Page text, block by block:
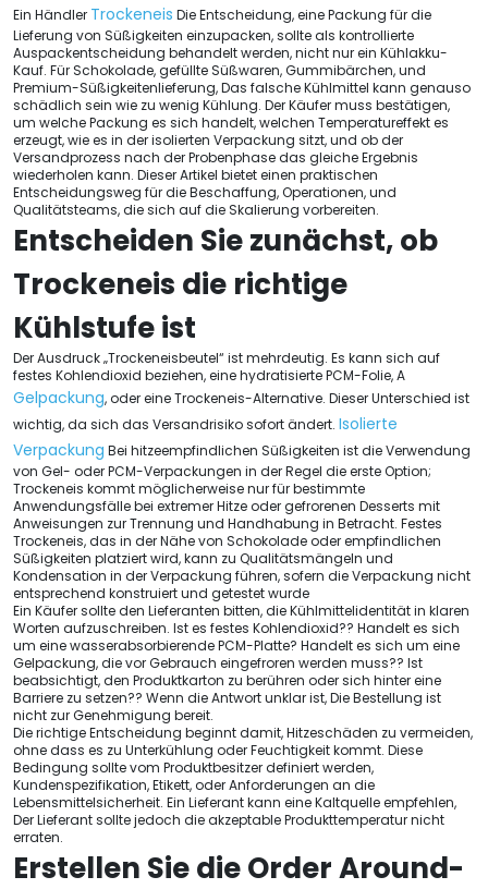
Ein Händler Trockeneis Die Entscheidung, eine Packung für die
Lieferung von Süßigkeiten einzupacken, sollte als kontrollierte
Auspackentscheidung behandelt werden, nicht nur ein Kühlakku-
Kauf. Für Schokolade, gefüllte Süßwaren, Gummibärchen, und
Premium-Süßigkeitenlieferung, Das falsche Kühlmittel kann genauso
schädlich sein wie zu wenig Kühlung. Der Käufer muss bestätigen,
um welche Packung es sich handelt, welchen Temperatureffekt es
erzeugt, wie es in der isolierten Verpackung sitzt, und ob der
Versandprozess nach der Probenphase das gleiche Ergebnis
wiederholen kann. Dieser Artikel bietet einen praktischen
Entscheidungsweg für die Beschaffung, Operationen, und
Qualitätsteams, die sich auf die Skalierung vorbereiten.
Entscheiden Sie zunächst, ob
Trockeneis die richtige
Kühlstufe ist
Der Ausdruck „Trockeneisbeutel“ ist mehrdeutig. Es kann sich auf
festes Kohlendioxid beziehen, eine hydratisierte PCM-Folie, A
Gelpackung, oder eine Trockeneis-Alternative. Dieser Unterschied ist
wichtig, da sich das Versandrisiko sofort ändert. Isolierte
Verpackung Bei hitzeempfindlichen Süßigkeiten ist die Verwendung
von Gel- oder PCM-Verpackungen in der Regel die erste Option;
Trockeneis kommt möglicherweise nur für bestimmte
Anwendungsfälle bei extremer Hitze oder gefrorenen Desserts mit
Anweisungen zur Trennung und Handhabung in Betracht. Festes
Trockeneis, das in der Nähe von Schokolade oder empfindlichen
Süßigkeiten platziert wird, kann zu Qualitätsmängeln und
Kondensation in der Verpackung führen, sofern die Verpackung nicht
entsprechend konstruiert und getestet wurde
Ein Käufer sollte den Lieferanten bitten, die Kühlmittelidentität in klaren
Worten aufzuschreiben. Ist es festes Kohlendioxid?? Handelt es sich
um eine wasserabsorbierende PCM-Platte? Handelt es sich um eine
Gelpackung, die vor Gebrauch eingefroren werden muss?? Ist
beabsichtigt, den Produktkarton zu berühren oder sich hinter eine
Barriere zu setzen?? Wenn die Antwort unklar ist, Die Bestellung ist
nicht zur Genehmigung bereit.
Die richtige Entscheidung beginnt damit, Hitzeschäden zu vermeiden,
ohne dass es zu Unterkühlung oder Feuchtigkeit kommt. Diese
Bedingung sollte vom Produktbesitzer definiert werden,
Kundenspezifikation, Etikett, oder Anforderungen an die
Lebensmittelsicherheit. Ein Lieferant kann eine Kaltquelle empfehlen,
Der Lieferant sollte jedoch die akzeptable Produkttemperatur nicht
erraten.
Erstellen Sie die Order Around-